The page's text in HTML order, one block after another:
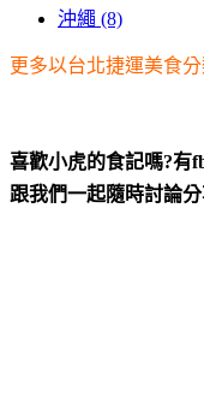
沖繩 (8)
更多以台北捷運美食
喜歡小虎的食記嗎?有
跟我們一起隨時討論